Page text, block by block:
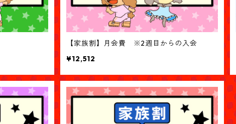
【家族割】月会費 ※2週目からの入会
¥12,512